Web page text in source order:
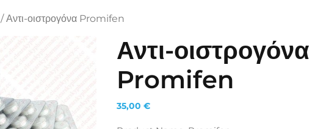
/ Αντι-οιστρογόνα Promifen
Αντι-οιστρογόνα
Promifen
35,00 €